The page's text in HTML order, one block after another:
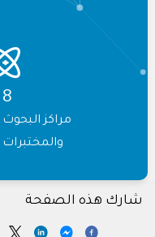
9
مراكز البحوث
والمختبرات
شارك هذه الصفحة